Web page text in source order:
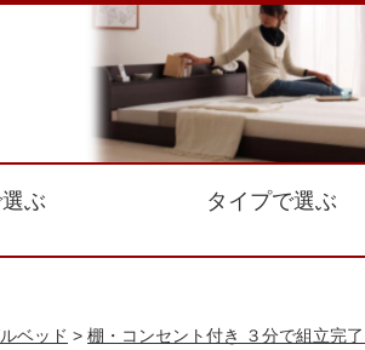
ぶ タイプで選ぶ
ベッド > 棚・コンセント付き ３分で組立完